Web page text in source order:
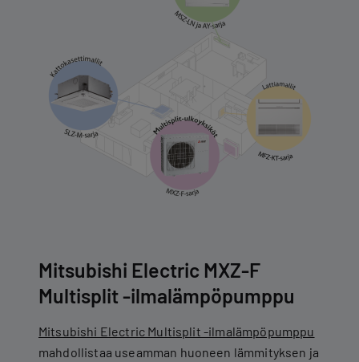
Mitsubishi Electric MXZ-F
Multisplit -ilmalämpöpumppu
Mitsubishi Electric Multisplit -ilmalämpöpumppu
mahdollistaa useamman huoneen lämmityksen ja